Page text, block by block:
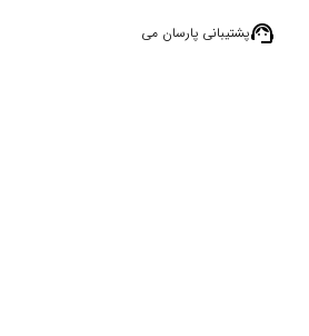
support_agentپشتیبانی پارسان می